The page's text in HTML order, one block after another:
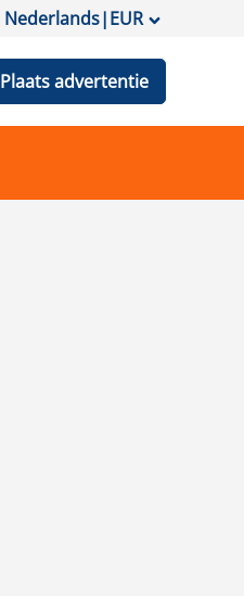
Nederlands|EUR
Plaats advertentie